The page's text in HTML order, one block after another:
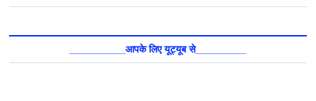
__________आपके लिए यूट्यूब से_________